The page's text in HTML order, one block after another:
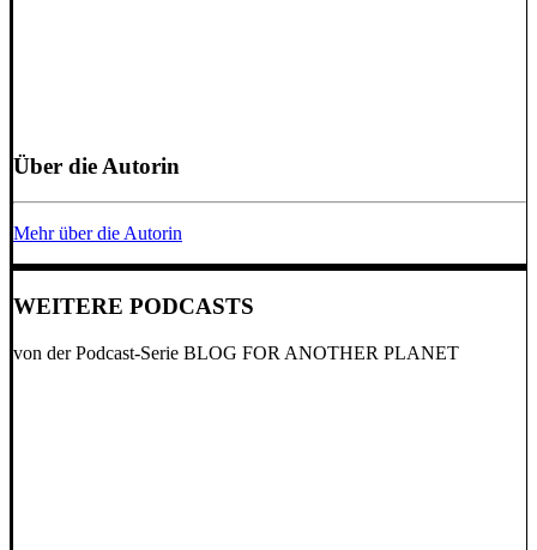
Über die Autorin
Mehr über die Autorin
WEITERE PODCASTS
von der Podcast-Serie BLOG FOR ANOTHER PLANET